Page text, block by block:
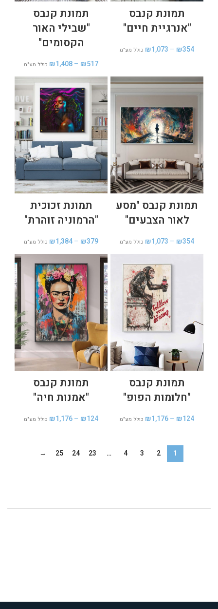
תמונת קנבס
"אנרגיית חיים"
₪354
–
₪1,073 כולל מע"מ
תמונת קנבס
"שבילי האור
הקסומים"
₪517
–
₪1,408 כולל מע"מ
תמונת קנבס "מסע
לאור הצבעים"
₪354
–
₪1,073 כולל מע"מ
תמונת זכוכית
"הרמוניה זוהרת"
₪379
–
₪1,384 כולל מע"מ
תמונת קנבס
"חלומות הפופ"
₪124
–
₪1,176 כולל מע"מ
תמונת קנבס
"אמנות חיה"
₪124
–
₪1,176 כולל מע"מ
1
2
3
4
…
23
24
25
→